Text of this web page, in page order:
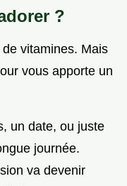
?
vitamines. Mais
vous apporte un
un date, ou juste
journée.
va devenir